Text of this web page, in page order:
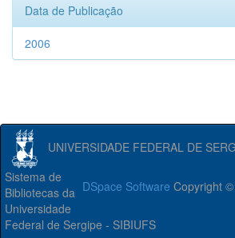
Data de Publicação
2006
UNIVERSIDADE FEDERAL DE
DSpace Software Copyright
Sistema de
Bibliotecas da
Universidade
Federal de Sergipe - SIBIUFS